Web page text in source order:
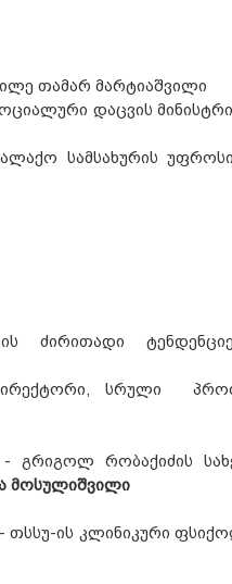
თამარ მარტიაშვილი
დაცვის
სამსახურის უფროსი
ძირითადი
დირექტორი, სრული
გრიგოლ რობაქიძის
მოსულიშვილი
თსსუ-ის კლინიკური